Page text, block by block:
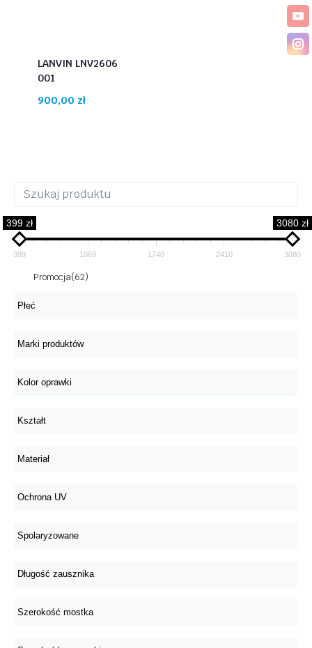
LANVIN LNV2606
001
900,00 zł
399 zł 3080 zł
399 1069 1740 2410 3080
Promocja(62)